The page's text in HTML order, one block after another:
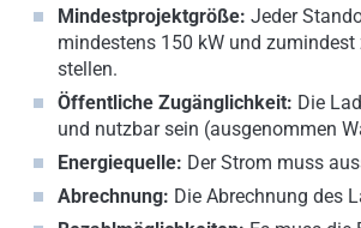
Mindestprojektgröße: Jeder
mindestens 150 kW und
stellen.
Öffentliche Zugänglichkeit: Die
und nutzbar sein (ausgenommen
Energiequelle: Der Strom muss
Abrechnung: Die Abrechnung des